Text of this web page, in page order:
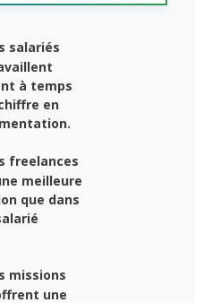
salariés
à temps
en
freelances
meilleure
que dans
missions
une